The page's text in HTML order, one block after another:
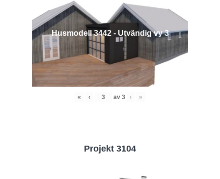
Husmodell 3442 - Utvändig vy 3
« ‹ av 3 › »
Projekt 3104